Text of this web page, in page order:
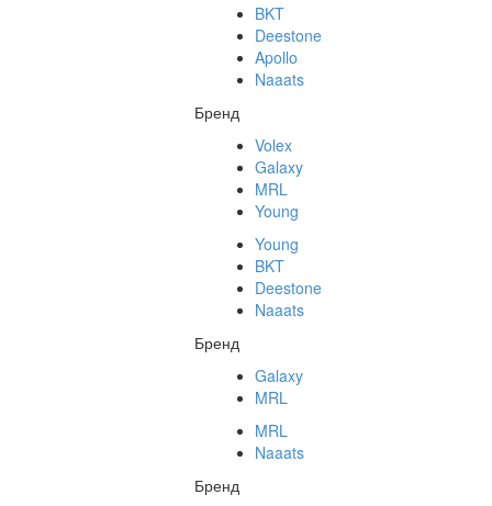
BKT
Deestone
Apollo
Naaats
Бренд
Volex
Galaxy
MRL
Young
Young
BKT
Deestone
Naaats
Бренд
Galaxy
MRL
MRL
Naaats
Бренд